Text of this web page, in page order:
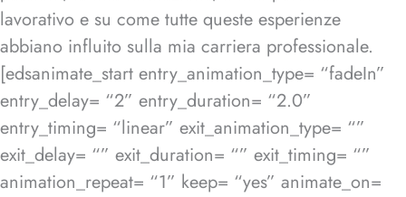
lavorativo e su come tutte queste esperienze
abbiano influito sulla mia carriera professionale.
[edsanimate_start entry_animation_type= “fadeIn”
entry_delay= “2” entry_duration= “2.0”
entry_timing= “linear” exit_animation_type= “”
exit_delay= “” exit_duration= “” exit_timing= “”
animation_repeat= “1” keep= “yes” animate_on=